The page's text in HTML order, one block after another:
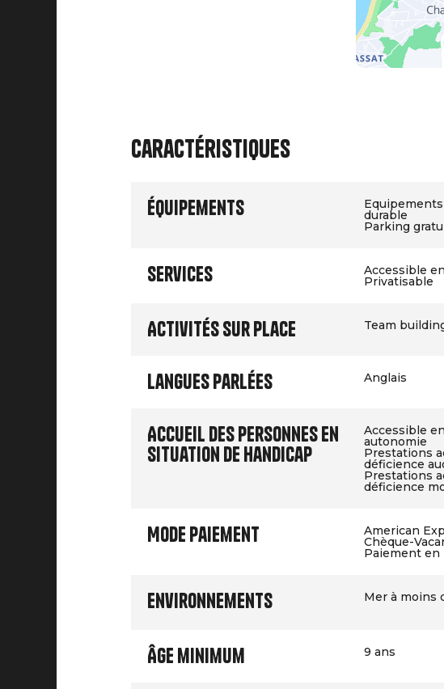
Caractéristiques
Équipements durable
Parking
Services Accessible
Privatisable
Activités sur place Team
Langues parlées Anglais
Accueil des personnes en
situation de handicap
Accessible
autonomie
Prestations
déficience
Prestations
déficience
Mode paiement American
Chèque-
Paiement en
Environnements Mer à moins
Âge minimum 9 ans